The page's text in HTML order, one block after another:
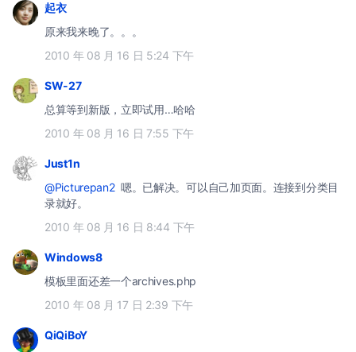
起衣
原来我来晚了。。。
2010 年 08 月 16 日 5:24 下午
SW-27
总算等到新版，立即试用…哈哈
2010 年 08 月 16 日 7:55 下午
Just1n
@Picturepan2嗯。已解决。可以自己加页面。连接到分类目
录就好。
2010 年 08 月 16 日 8:44 下午
Windows8
模板里面还差一个archives.php
2010 年 08 月 17 日 2:39 下午
QiQiBoY